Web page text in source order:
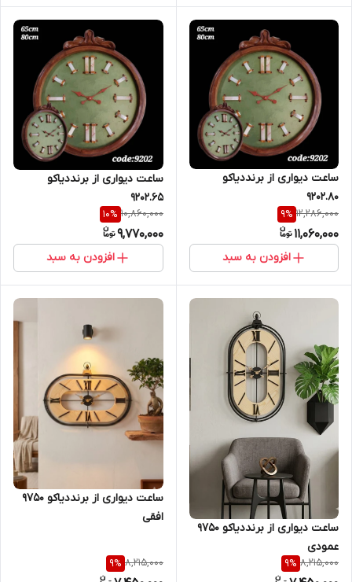
ساعت دیواری از برنددیاکو
9202.80
12,286,000
9%
11,060,000
افزودن به سبد
ساعت دیواری از برنددیاکو
9202.65
10,860,000
10%
9,770,000
افزودن به سبد
ساعت دیواری از برنددیاکو 9750
عمودی
8,215,000
9%
ساعت دیواری از برنددیاکو 9750
افقی
8,215,000
9%